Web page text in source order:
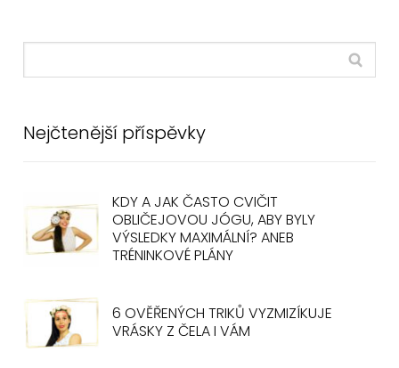
Nejčtenější příspěvky
KDY A JAK ČASTO CVIČIT
OBLIČEJOVOU JÓGU, ABY BYLY
VÝSLEDKY MAXIMÁLNÍ? ANEB
TRÉNINKOVÉ PLÁNY
6 OVĚŘENÝCH TRIKŮ VYZMIZÍKUJE
VRÁSKY Z ČELA I VÁM